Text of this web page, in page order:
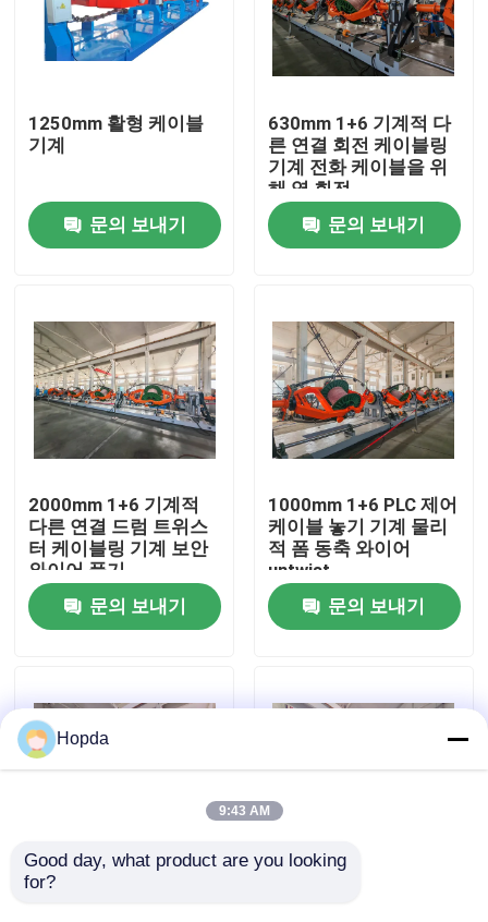
제품
비디오
회사 소개
공장 투어
품질 관리
저희와 연락
뉴스
1250mm 활형 케이블
기계
문의 보내기
630mm 1+6 기계적 다
른 연결 회전 케이블링
기계 전화 케이블을 위
해 역 회전
문의 보내기
2000mm 1+6 기계적
다른 연결 드럼 트위스
터 케이블링 기계 보안
와이어 풀기
문의 보내기
1000mm 1+6 PLC 제어
케이블 놓기 기계 물리
적 폼 동축 와이어
untwist
문의 보내기
2000mm 1+4 피치 추
Hopda
9:43 AM
Good day, what product are you looking
for?